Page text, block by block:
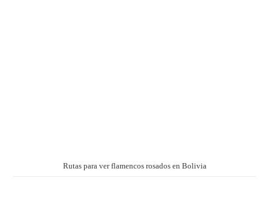
Rutas para ver flamencos rosados en Bolivia